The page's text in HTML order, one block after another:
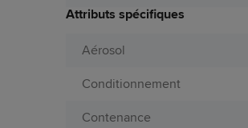
Attributs spécifiques
Aérosol
Conditionnement
Contenance